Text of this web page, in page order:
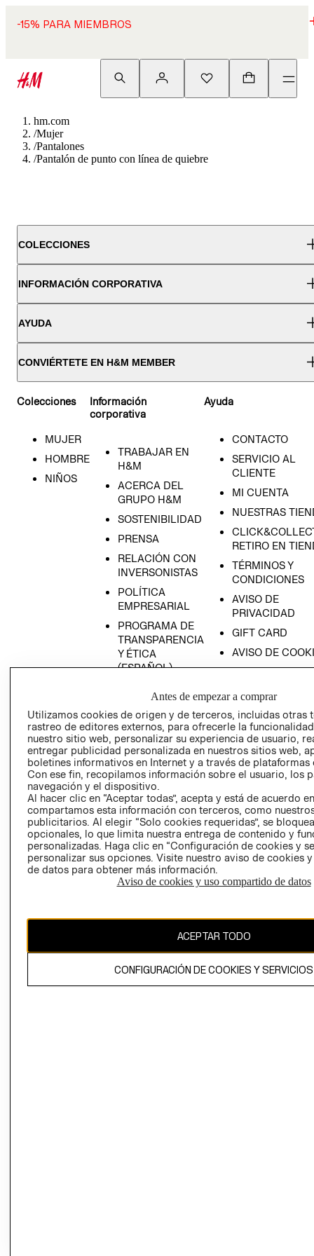
-15% PARA MIEMBROS
hm.com
/Mujer
/Pantalones
/Pantalón de punto con línea de quiebre
COLECCIONES
INFORMACIÓN CORPORATIVA
AYUDA
CONVIÉRTETE EN H&M MEMBER
Colecciones
MUJER
HOMBRE
NIÑOS
Información
corporativa
TRABAJAR EN
H&M
ACERCA DEL
GRUPO H&M
SOSTENIBILIDAD
PRENSA
RELACIÓN CON
INVERSONISTAS
POLÍTICA
EMPRESARIAL
PROGRAMA DE
TRANSPARENCIA
Y ÉTICA
(ESPAÑOL)
TRANSPARENCIA
Y ÉTICA (INGLÉS)
Ayuda
CONTACTO
SERVICIO AL
CLIENTE
MI CUENTA
NUESTRAS
RETIRO EN
TÉRMINOS Y
CONDICIONES
AVISO DE
PRIVACIDAD
GIFT CARD
AVISO DE
COMERCIO - SIC
PETICIONES
QUEJAS Y
RECLAMOS
Colombia ($)
CAMBIAR REGIÓN
El contenido de esta página web está protegido por copyright y es
propiedad de H&M Hennes & Mauritz AB.
Antes de empezar a comprar
Utilizamos cookies de origen y de terceros, incluidas otras
rastreo de editores externos, para ofrecerle la
nuestro sitio web, personalizar su experiencia de usuario,
entregar publicidad personalizada en nuestros sitios web,
boletines informativos en Internet y a través de plataformas
Con ese fin, recopilamos información sobre el usuario, los
navegación y el dispositivo.
Al hacer clic en “Aceptar todas”, acepta y está de acuerdo
compartamos esta información con terceros, como
publicitarios. Al elegir “Solo cookies requeridas”, se
opcionales, lo que limita nuestra entrega de contenido y
personalizadas. Haga clic en “Configuración de cookies y
personalizar sus opciones. Visite nuestro aviso de cookies
de datos para obtener más información.
Aviso de cookies y uso compartido de datos
ACEPTAR TODO
CONFIGURACIÓN DE COOKIES Y SERVICIOS